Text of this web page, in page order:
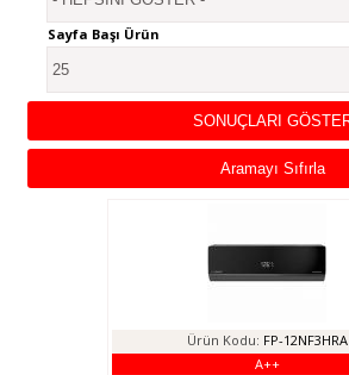
Sayfa Başı Ürün
Ürün Kodu: FP-12NF3HRA
A++